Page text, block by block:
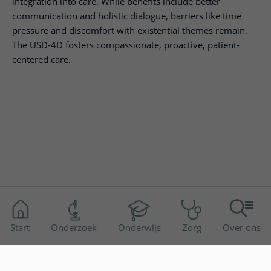
communication and holistic dialogue, barriers like time
pressure and discomfort with existential themes remain.
The USD-4D fosters compassionate, proactive, patient-
centered care.
Start Onderzoek Onderwijs Zorg Over ons
Disclaimer Toegankelijkheid Privacyverklaring